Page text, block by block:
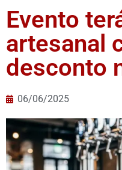
Evento
artesanal
desconto
06/06/2025